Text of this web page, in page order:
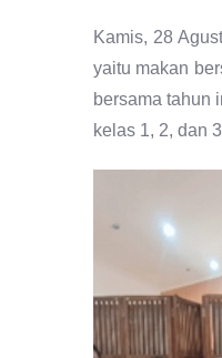
Kamis, 28
yaitu makan
bersama tahun
kelas 1, 2, dan